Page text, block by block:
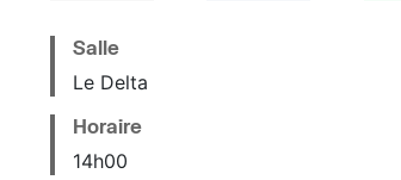
Salle
Le Delta
Horaire
14h00